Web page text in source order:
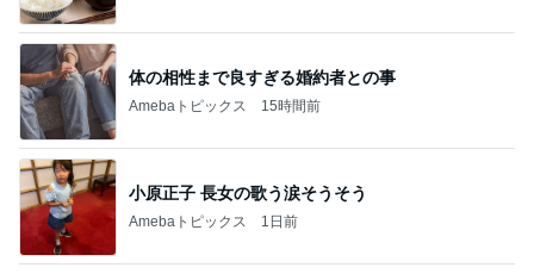
体の相性まで良すぎる婚約者との事
Amebaトピックス 15時間前
小原正子 長女の歌う涙そうそう
Amebaトピックス 1日前